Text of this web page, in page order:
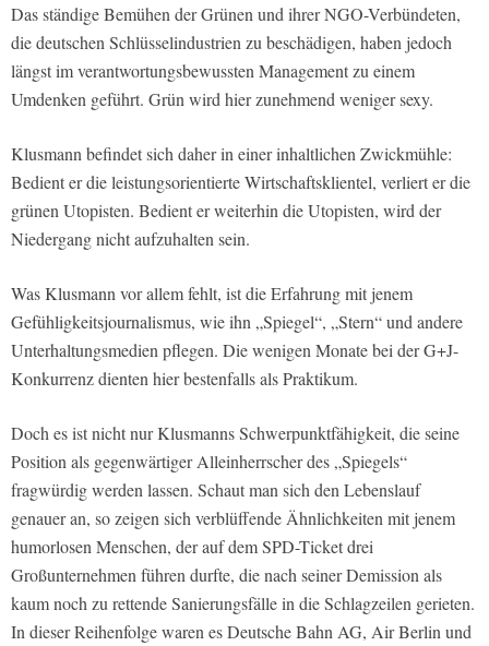
Das ständige Bemühen der Grünen und ihrer NGO-Verbündeten,
die deutschen Schlüsselindustrien zu beschädigen, haben jedoch
längst im verantwortungsbewussten Management zu einem
Umdenken geführt. Grün wird hier zunehmend weniger sexy.
Klusmann befindet sich daher in einer inhaltlichen Zwickmühle:
Bedient er die leistungsorientierte Wirtschaftsklientel, verliert er die
grünen Utopisten. Bedient er weiterhin die Utopisten, wird der
Niedergang nicht aufzuhalten sein.
Was Klusmann vor allem fehlt, ist die Erfahrung mit jenem
Gefühligkeitsjournalismus, wie ihn „Spiegel“, „Stern“ und andere
Unterhaltungsmedien pflegen. Die wenigen Monate bei der G+J-
Konkurrenz dienten hier bestenfalls als Praktikum.
Doch es ist nicht nur Klusmanns Schwerpunktfähigkeit, die seine
Position als gegenwärtiger Alleinherrscher des „Spiegels“
fragwürdig werden lassen. Schaut man sich den Lebenslauf
genauer an, so zeigen sich verblüffende Ähnlichkeiten mit jenem
humorlosen Menschen, der auf dem SPD-Ticket drei
Großunternehmen führen durfte, die nach seiner Demission als
kaum noch zu rettende Sanierungsfälle in die Schlagzeilen gerieten.
In dieser Reihenfolge waren es Deutsche Bahn AG, Air Berlin und